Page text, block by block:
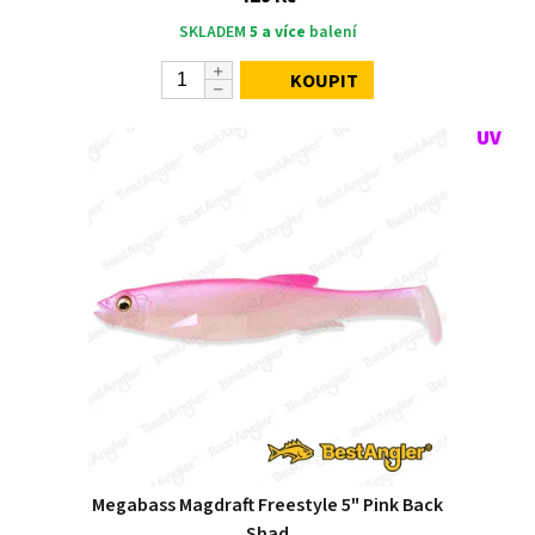
SKLADEM 5 a více balení
KOUPIT
Megabass Magdraft Freestyle 5" Pink Back